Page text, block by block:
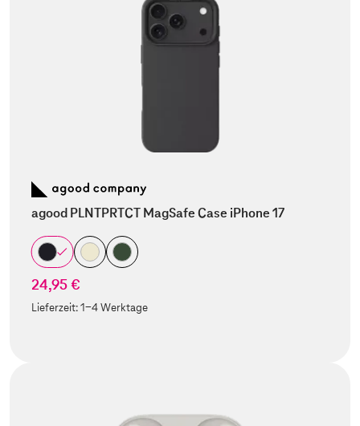
agood PLNTPRTCT MagSafe Case iPhone 17
24,95 €
Lieferzeit:1-4 Werktage